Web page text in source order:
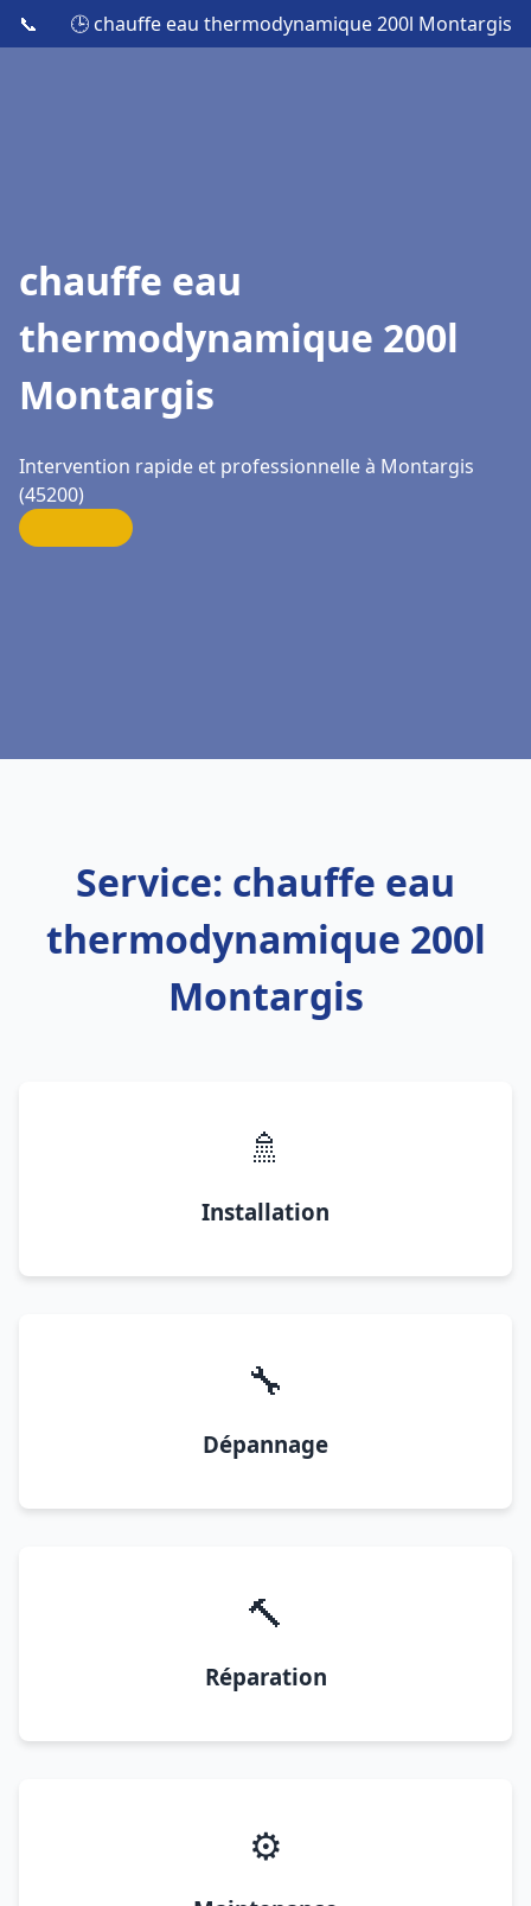
📞 🕒 chauffe eau thermodynamique 200l Montargis
chauffe eau
thermodynamique 200l
Montargis
Intervention rapide et professionnelle à Montargis
(45200)
Service: chauffe eau
thermodynamique 200l
Montargis
🚿
Installation
🔧
Dépannage
🔨
Réparation
⚙️